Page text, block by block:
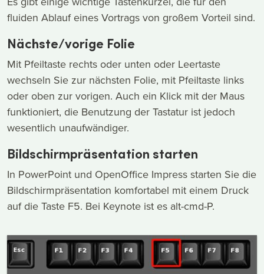
fluiden Ablauf eines Vortrags von großem Vorteil sind.
Nächste/vorige Folie
Mit Pfeiltaste rechts oder unten oder Leertaste
wechseln Sie zur nächsten Folie, mit Pfeiltaste links
oder oben zur vorigen. Auch ein Klick mit der Maus
funktioniert, die Benutzung der Tastatur ist jedoch
wesentlich unaufwändiger.
Bildschirmpräsentation starten
In PowerPoint und OpenOffice Impress starten Sie die
Bildschirmpräsentation komfortabel mit einem Druck
auf die Taste F5. Bei Keynote ist es alt-cmd-P.